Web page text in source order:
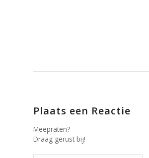
Plaats een Reactie
Meepraten?
Draag gerust bij!